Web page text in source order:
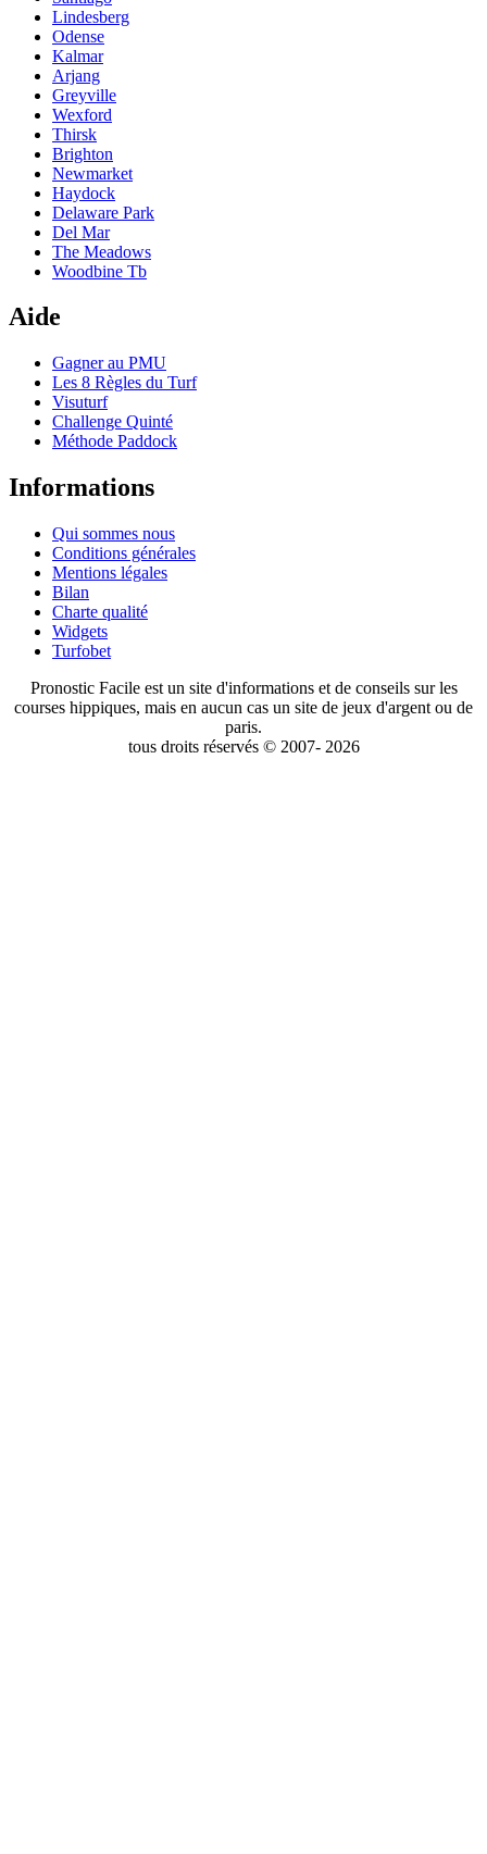
Lindesberg
Odense
Kalmar
Arjang
Greyville
Wexford
Thirsk
Brighton
Newmarket
Haydock
Delaware Park
Del Mar
The Meadows
Woodbine Tb
Aide
Gagner au PMU
Les 8 Règles du Turf
Visuturf
Challenge Quinté
Méthode Paddock
Informations
Qui sommes nous
Conditions générales
Mentions légales
Bilan
Charte qualité
Widgets
Turfobet
Pronostic Facile est un site d'informations et de conseils sur les
courses hippiques, mais en aucun cas un site de jeux d'argent ou de
paris.
tous droits réservés © 2007- 2026